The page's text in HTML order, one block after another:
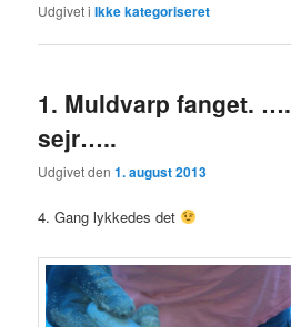
Udgivet i Ikke kategoriseret
1. Muldvarp fanget. ….
sejr…..
Udgivet den1. august 2013
4. Gang lykkedes det